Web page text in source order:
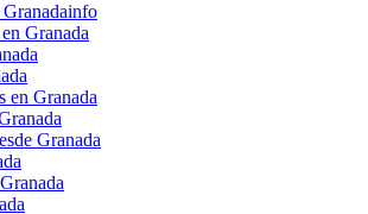
Granada
en Granada
Granada